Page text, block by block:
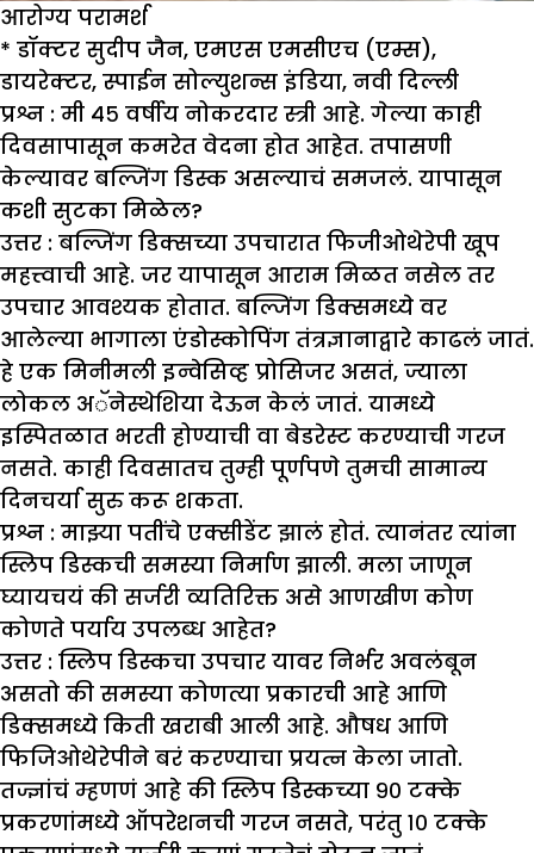
आरोग्य परामर्श
* डॉक्टर सुदीप जैन, एमएस एमसीएच (एम्स),
डायरेक्टर, स्पाईन सोल्युशन्स इंडिया, नवी दिल्ली
प्रश्न : मी ४५ वर्षीय नोकरदार स्त्री आहे. गेल्या काही
दिवसापासून कमरेत वेदना होत आहेत. तपासणी
केल्यावर बल्जिंग डिस्क असल्याचं समजलं. यापासून
कशी सुटका मिळेल?
उत्तर : बल्जिंग डिक्सच्या उपचारात फिजीओथेरेपी खूप
महत्त्वाची आहे. जर यापासून आराम मिळत नसेल तर
उपचार आवश्यक होतात. बल्जिंग डिक्समध्ये वर
आलेल्या भागाला एंडोस्कोपिंग तंत्रज्ञानाद्वारे काढलं जातं.
हे एक मिनीमली इन्वेसिव्ह प्रोसिजर असतं, ज्याला
लोकल अॅनेस्थेशिया देऊन केलं जातं. यामध्ये
इस्पितळात भरती होण्याची वा बेडरेस्ट करण्याची गरज
नसते. काही दिवसातच तुम्ही पूर्णपणे तुमची सामान्य
दिनचर्या सुरु करू शकता.
प्रश्न : माझ् या पतींचे एक्सीडेंट झालं होतं. त्यानंतर त्यांना
स्लिप डिस्कची समस्या निर्माण झाली. मला जाणून
घ्यायचयं की सर्जरी व्यतिरिक्त असे आणखीण कोण
कोणते पर्याय उपलब्ध आहेत?
उत्तर : स्लिप डिस्कचा उपचार यावर निर्भर अवलंबून
असतो की समस्या कोणत्या प्रकारची आहे आणि
डिक्समध्ये किती खराबी आली आहे. औषध आणि
फिजिओथेरेपीने बरं करण्याचा प्रयत्न केला जातो.
तज्ज्ञांचं म्हणणं आहे की स्लिप डिस्कच्या ९० टक्के
प्रकरणांमध्ये ऑपरेशनची गरज नसते, परंतु १० टक्के